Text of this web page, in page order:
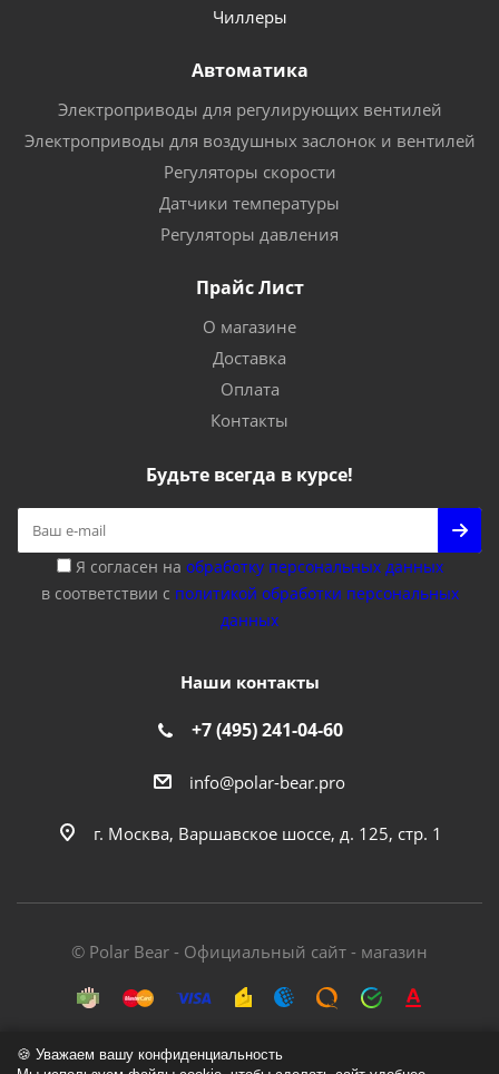
Чиллеры
Автоматика
Электроприводы для регулирующих вентилей
Электроприводы для воздушных заслонок и вентилей
Регуляторы скорости
Датчики температуры
Регуляторы давления
Прайс Лист
О магазине
Доставка
Оплата
Контакты
Будьте всегда в курсе!
Я согласен на обработку персональных данных
в соответствии с политикой обработки персональных
данных
Наши контакты
+7 (495) 241-04-60
info@polar-bear.pro
г. Москва, Варшавское шоссе, д. 125, стр. 1
© Polar Bear - Официальный сайт - магазин
🍪 Уважаем вашу конфиденциальность